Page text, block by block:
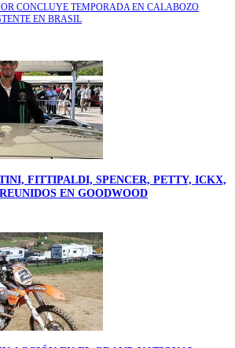
CONCLUYE TEMPORADA EN CALABOZO
EN BRASIL
FITTIPALDI, SPENCER, PETTY, ICKX,
EN GOODWOOD